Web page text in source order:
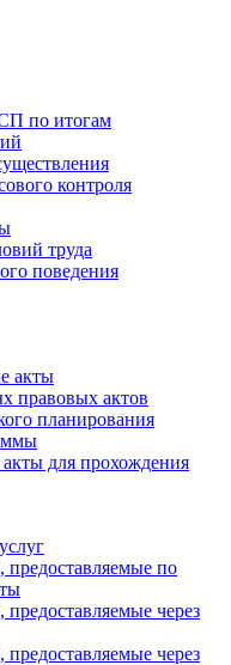
по итогам
контроля
труда
поведения
акты
правовых актов
планирования
для прохождения
по
через
через